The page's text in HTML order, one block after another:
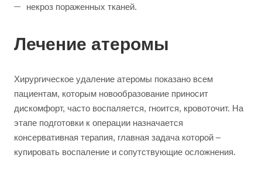
некроз пораженных тканей.
Лечение атеромы
Хирургическое удаление атеромы показано всем
пациентам, которым новообразование приносит
дискомфорт, часто воспаляется, гноится, кровоточит. На
этапе подготовки к операции назначается
консервативная терапия, главная задача которой –
купировать воспаление и сопутствующие осложнения.